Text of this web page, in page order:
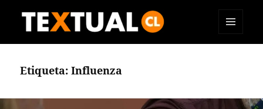
Etiqueta:Influenza